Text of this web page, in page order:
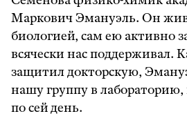
Маркович Эмануэль. Он
биологией, сам ею активно
всячески нас поддерживал.
защитил докторскую,
нашу группу в лабораторию,
по сей день.